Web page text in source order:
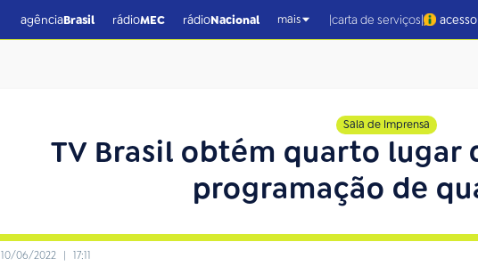
agênciaBrasil rádioMEC rádioNacional mais |carta de serviços|
Sala de Imprensa
TV Brasil obtém quarto lugar
programação de
10/06/2022 | 17:11